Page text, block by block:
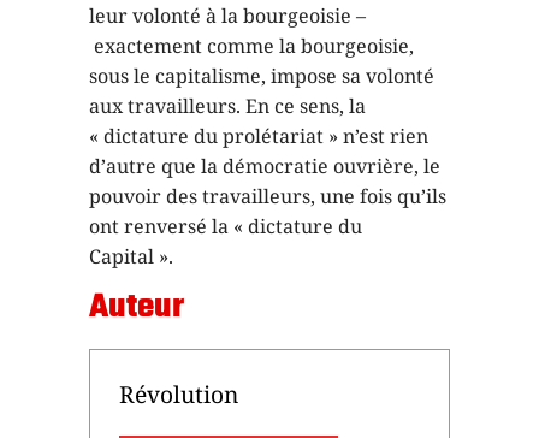
leur volonté à la bourgeoisie –
exactement comme la bourgeoisie,
sous le capitalisme, impose sa volonté
aux travailleurs. En ce sens, la
« dictature du prolétariat » n’est rien
d’autre que la démocratie ouvrière, le
pouvoir des travailleurs, une fois qu’ils
ont renversé la « dictature du
Capital ».
Auteur
Révolution